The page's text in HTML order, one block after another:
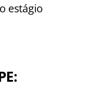
estágio